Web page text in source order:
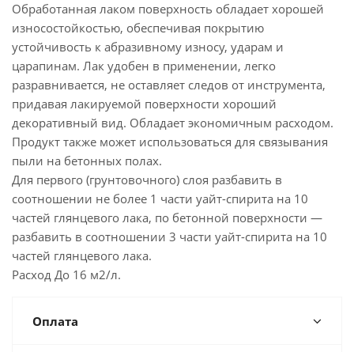
Обработанная лаком поверхность обладает хорошей
износостойкостью, обеспечивая покрытию
устойчивость к абразивному износу, ударам и
царапинам. Лак удобен в применении, легко
разравнивается, не оставляет следов от инструмента,
придавая лакируемой поверхности хороший
декоративный вид. Обладает экономичным расходом.
Продукт также может использоваться для связывания
пыли на бетонных полах.
Для первого (грунтовочного) слоя разбавить в
соотношении не более 1 части уайт-спирита на 10
частей глянцевого лака, по бетонной поверхности —
разбавить в соотношении 3 части уайт-спирита на 10
частей глянцевого лака.
Расход До 16 м2/л.
Оплата